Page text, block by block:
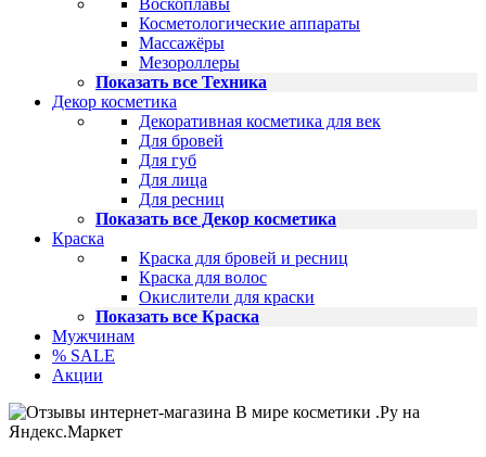
Воскоплавы
Косметологические аппараты
Массажёры
Мезороллеры
Показать все Техника
Декор косметика
Декоративная косметика для век
Для бровей
Для губ
Для лица
Для ресниц
Показать все Декор косметика
Краска
Краска для бровей и ресниц
Краска для волос
Окислители для краски
Показать все Краска
Мужчинам
% SALE
Акции